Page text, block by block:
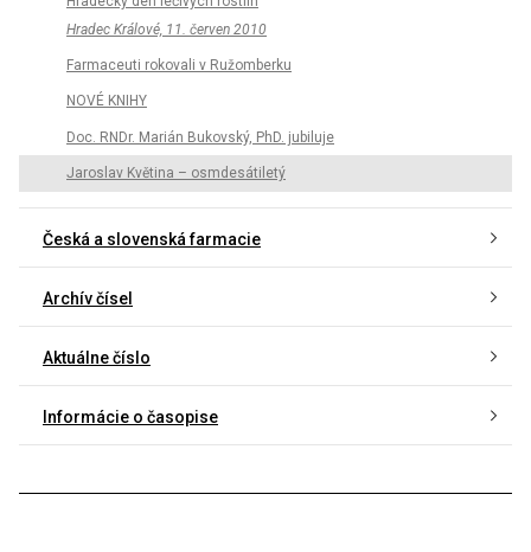
Hradec Králové, 11. červen 2010
Farmaceuti rokovali v Ružomberku
NOVÉ KNIHY
Doc. RNDr. Marián Bukovský, PhD. jubiluje
Jaroslav Květina – osmdesátiletý
Česká a slovenská farmacie
Archív čísel
Aktuálne číslo
Informácie o časopise